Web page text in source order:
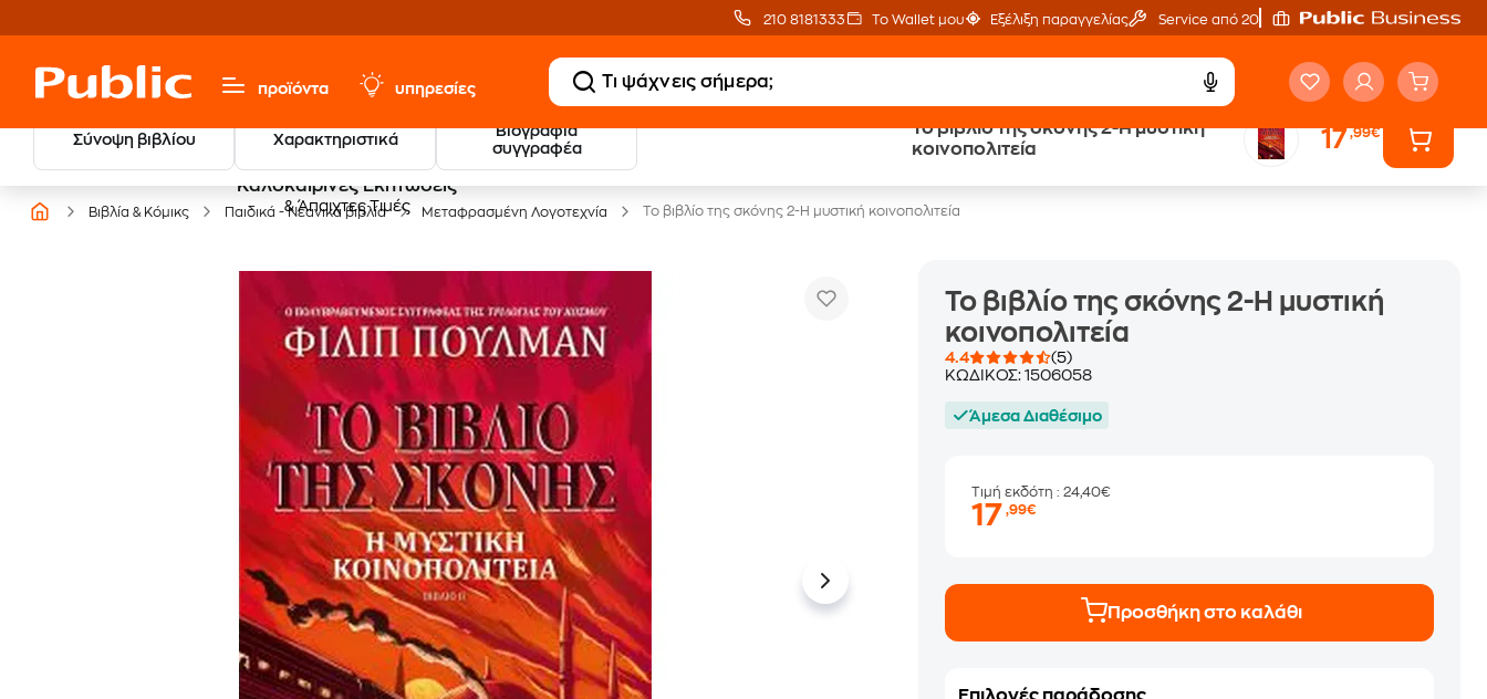
210 8181333 Το Wallet μου Εξέλιξη παραγγελίας Service από 20'
προϊόντα υπηρεσίες
Σύνοψη βιβλίου Χαρακτηριστικά
Βιογραφία
συγγραφέα
Το βιβλίο της σκόνης 2-Η μυστική
κοινοπολιτεία
17,99€
Καλοκαιρινές Εκπτώσεις
& Άπαιχτες Τιμές
20 € Public επιστροφή
με Snappi
Δωρεάν Μεταφορικά
Βιβλία & Κόμικς Παιδικά - Νεανικά βιβλία Μεταφρασμένη Λογοτεχνία Το βιβλίο της σκόνης 2-Η μυστική κοινοπολιτεία
Το βιβλίο της σκόνης 2-Η μυστική
κοινοπολιτεία
4.4
(5)
ΚΩΔΙΚΟΣ:1506058
Άμεσα Διαθέσιμο
Τιμή εκδότη: 24,40€
17,99€
Προσθήκη στο καλάθι